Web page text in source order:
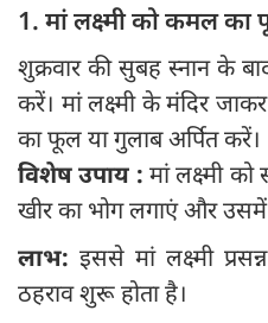
1. मां लक्ष्मी को कमल
शुक्रवार की सुबह स्नान के
करें। मां लक्ष्मी के मंदिर
का फूल या गुलाब अर्पित करें।
विशेष उपाय :मां लक्ष्मी
खीर का भोग लगाएं और उसमें
लाभ: इससे मां लक्ष्मी
ठहराव शुरू होता है।